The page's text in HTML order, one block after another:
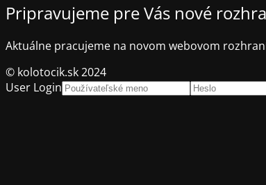
Pripravujeme pre Vás nové
Aktuálne pracujeme na novom webovom
© kolotocik.sk 2024
User Login